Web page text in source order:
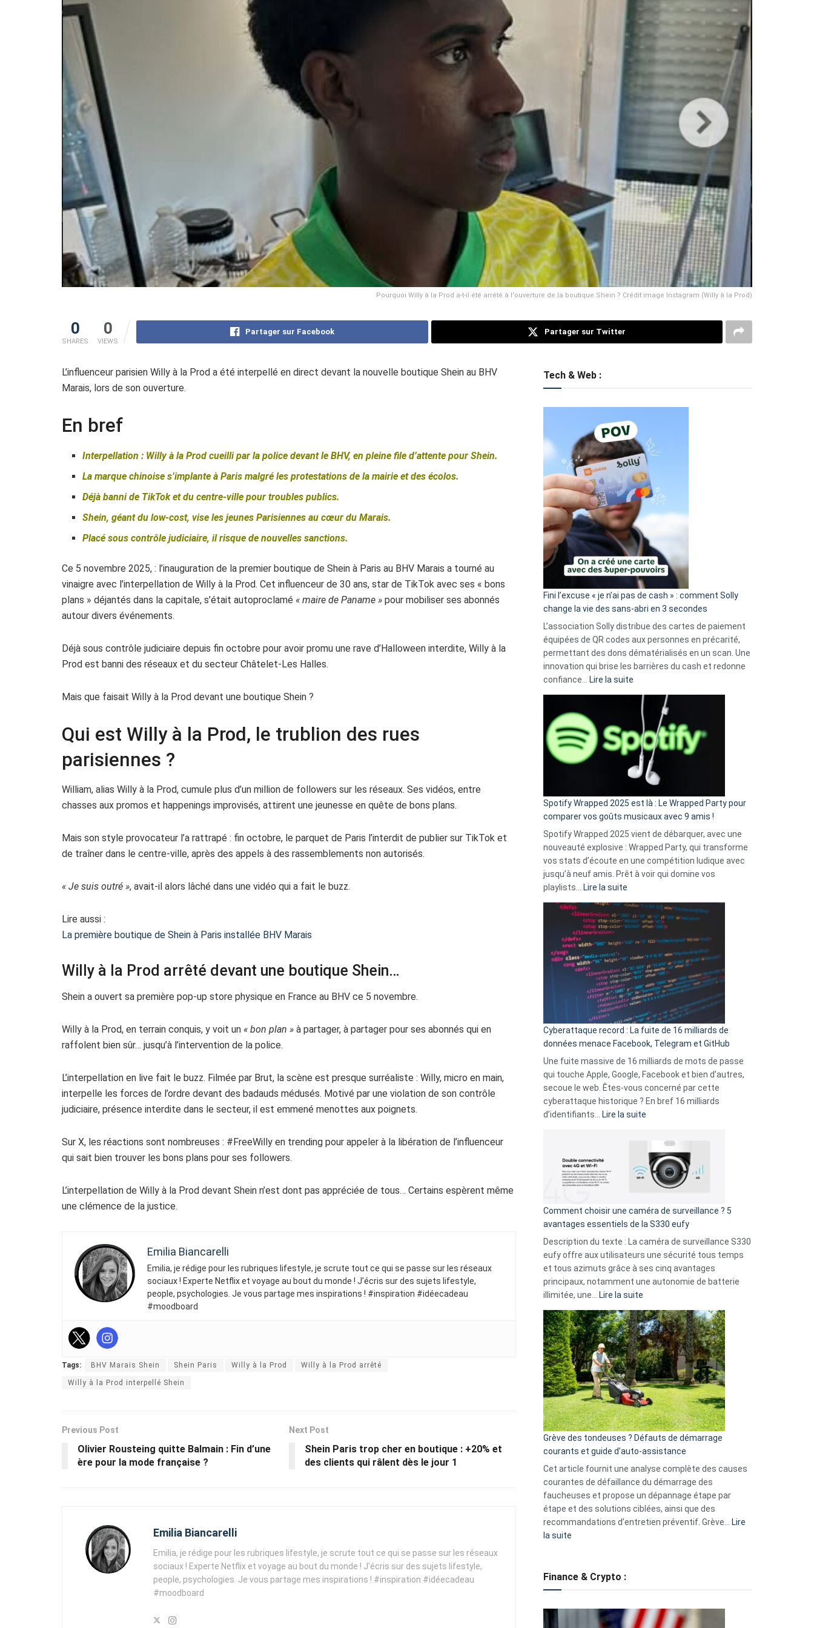
Pourquoi Willy à la Prod a-t-il été arrêté à l'ouverture de la boutique Shein ? Crédit image Instagram (Willy à la Prod)
0
SHARES
0
VIEWS
Partager sur Facebook Partager sur Twitter
L’influenceur parisien Willy à la Prod a été interpellé en direct devant la nouvelle boutique Shein au BHV
Marais, lors de son ouverture.
En bref
Interpellation : Willy à la Prod cueilli par la police devant le BHV, en pleine file d’attente pour Shein.
La marque chinoise s’implante à Paris malgré les protestations de la mairie et des écolos.
Déjà banni de TikTok et du centre-ville pour troubles publics.
Shein, géant du low-cost, vise les jeunes Parisiennes au cœur du Marais.
Placé sous contrôle judiciaire, il risque de nouvelles sanctions.
Ce 5 novembre 2025, : l’inauguration de la premier boutique de Shein à Paris au BHV Marais a tourné au
vinaigre avec l’interpellation de Willy à la Prod. Cet influenceur de 30 ans, star de TikTok avec ses « bons
plans » déjantés dans la capitale, s’était autoproclamé « maire de Paname » pour mobiliser ses abonnés
autour divers événements.
Déjà sous contrôle judiciaire depuis fin octobre pour avoir promu une rave d’Halloween interdite, Willy à la
Prod est banni des réseaux et du secteur Châtelet-Les Halles.
Mais que faisait Willy à la Prod devant une boutique Shein ?
Qui est Willy à la Prod, le trublion des rues
parisiennes ?
William, alias Willy à la Prod, cumule plus d’un million de followers sur les réseaux. Ses vidéos, entre
chasses aux promos et happenings improvisés, attirent une jeunesse en quête de bons plans.
Mais son style provocateur l’a rattrapé : fin octobre, le parquet de Paris l’interdit de publier sur TikTok et
de traîner dans le centre-ville, après des appels à des rassemblements non autorisés.
« Je suis outré », avait-il alors lâché dans une vidéo qui a fait le buzz.
Lire aussi :
La première boutique de Shein à Paris installée BHV Marais
Willy à la Prod arrêté devant une boutique Shein…
Shein a ouvert sa première pop-up store physique en France au BHV ce 5 novembre.
Willy à la Prod, en terrain conquis, y voit un « bon plan » à partager, à partager pour ses abonnés qui en
raffolent bien sûr… jusqu’à l’intervention de la police.
L’interpellation en live fait le buzz. Filmée par Brut, la scène est presque surréaliste : Willy, micro en main,
interpelle les forces de l’ordre devant des badauds médusés. Motivé par une violation de son contrôle
judiciaire, présence interdite dans le secteur, il est emmené menottes aux poignets.
Sur X, les réactions sont nombreuses : #FreeWilly en trending pour appeler à la libération de l’influenceur
qui sait bien trouver les bons plans pour ses followers.
L’interpellation de Willy à la Prod devant Shein n’est dont pas appréciée de tous… Certains espèrent même
une clémence de la justice.
Emilia Biancarelli
Emilia, je rédige pour les rubriques lifestyle, je scrute tout ce qui se passe sur les réseaux
sociaux ! Experte Netflix et voyage au bout du monde ! J’écris sur des sujets lifestyle,
people, psychologies. Je vous partage mes inspirations ! #inspiration #idéecadeau
#moodboard
Tags: BHV Marais Shein Shein Paris Willy à la Prod Willy à la Prod arrêté
Willy à la Prod interpellé Shein
Previous Post
Olivier Rousteing quitte Balmain : Fin d’une
ère pour la mode française ?
Next Post
Shein Paris trop cher en boutique : +20% et
des clients qui râlent dès le jour 1
Emilia Biancarelli
Emilia, je rédige pour les rubriques lifestyle, je scrute tout ce qui se passe sur les réseaux
sociaux ! Experte Netflix et voyage au bout du monde ! J'écris sur des sujets lifestyle,
people, psychologies. Je vous partage mes inspirations ! #inspiration #idéecadeau
#moodboard
Tech & Web :
Fini l’excuse « je n’ai pas de cash » : comment Solly
change la vie des sans-abri en 3 secondes
L’association Solly distribue des cartes de paiement
équipées de QR codes aux personnes en précarité,
permettant des dons dématérialisés en un scan. Une
innovation qui brise les barrières du cash et redonne
confiance…
Lire la suite
l’excuse
je
n’ai
pas
de
cash
»
Solly
change
la
vie
sans-
abri
en
3
secondes
Spotify Wrapped 2025 est là : Le Wrapped Party pour
comparer vos goûts musicaux avec 9 amis !
Spotify Wrapped 2025 vient de débarquer, avec une
nouveauté explosive : Wrapped Party, qui transforme
vos stats d’écoute en une compétition ludique avec
jusqu’à neuf amis. Prêt à voir qui domine vos
playlists…
Lire la suite
Wrapped
2025
est
:
Le
Wrapped
Party
pour
comparer
vos
goûts
musicaux
avec
9
amis
Cyberattaque record : La fuite de 16 milliards de
données menace Facebook, Telegram et GitHub
Une fuite massive de 16 milliards de mots de passe
qui touche Apple, Google, Facebook et bien d’autres,
secoue le web. Êtes-vous concerné par cette
cyberattaque historique ? En bref 16 milliards
d’identifiants…
Lire la suite
record
La
fuite
16
milliards
données
menace
Facebook,
Telegram
GitHub
Comment choisir une caméra de surveillance ? 5
avantages essentiels de la S330 eufy
Description du texte : La caméra de surveillance S330
eufy offre aux utilisateurs une sécurité tous temps
et tous azimuts grâce à ses cinq avantages
principaux, notamment une autonomie de batterie
illimitée, une…
Lire la suite
choisir
une
caméra
de
surveillance
?
5
avantages
essentiels
de
la
S330
eufy
Grève des tondeuses ? Défauts de démarrage
courants et guide d’auto-assistance
Cet article fournit une analyse complète des causes
courantes de défaillance du démarrage des
faucheuses et propose un dépannage étape par
étape et des solutions ciblées, ainsi que des
recommandations d’entretien préventif. Grève…
Lire
la suite
tondeuses
Finance & Crypto :